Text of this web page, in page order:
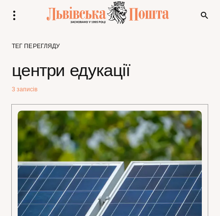
ТЕГ ПЕРЕГЛЯДУ
центри едукації
3 записів